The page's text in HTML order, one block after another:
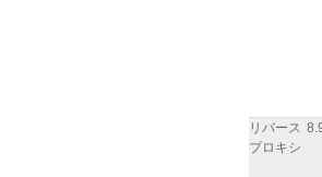
リバース
プロキシ